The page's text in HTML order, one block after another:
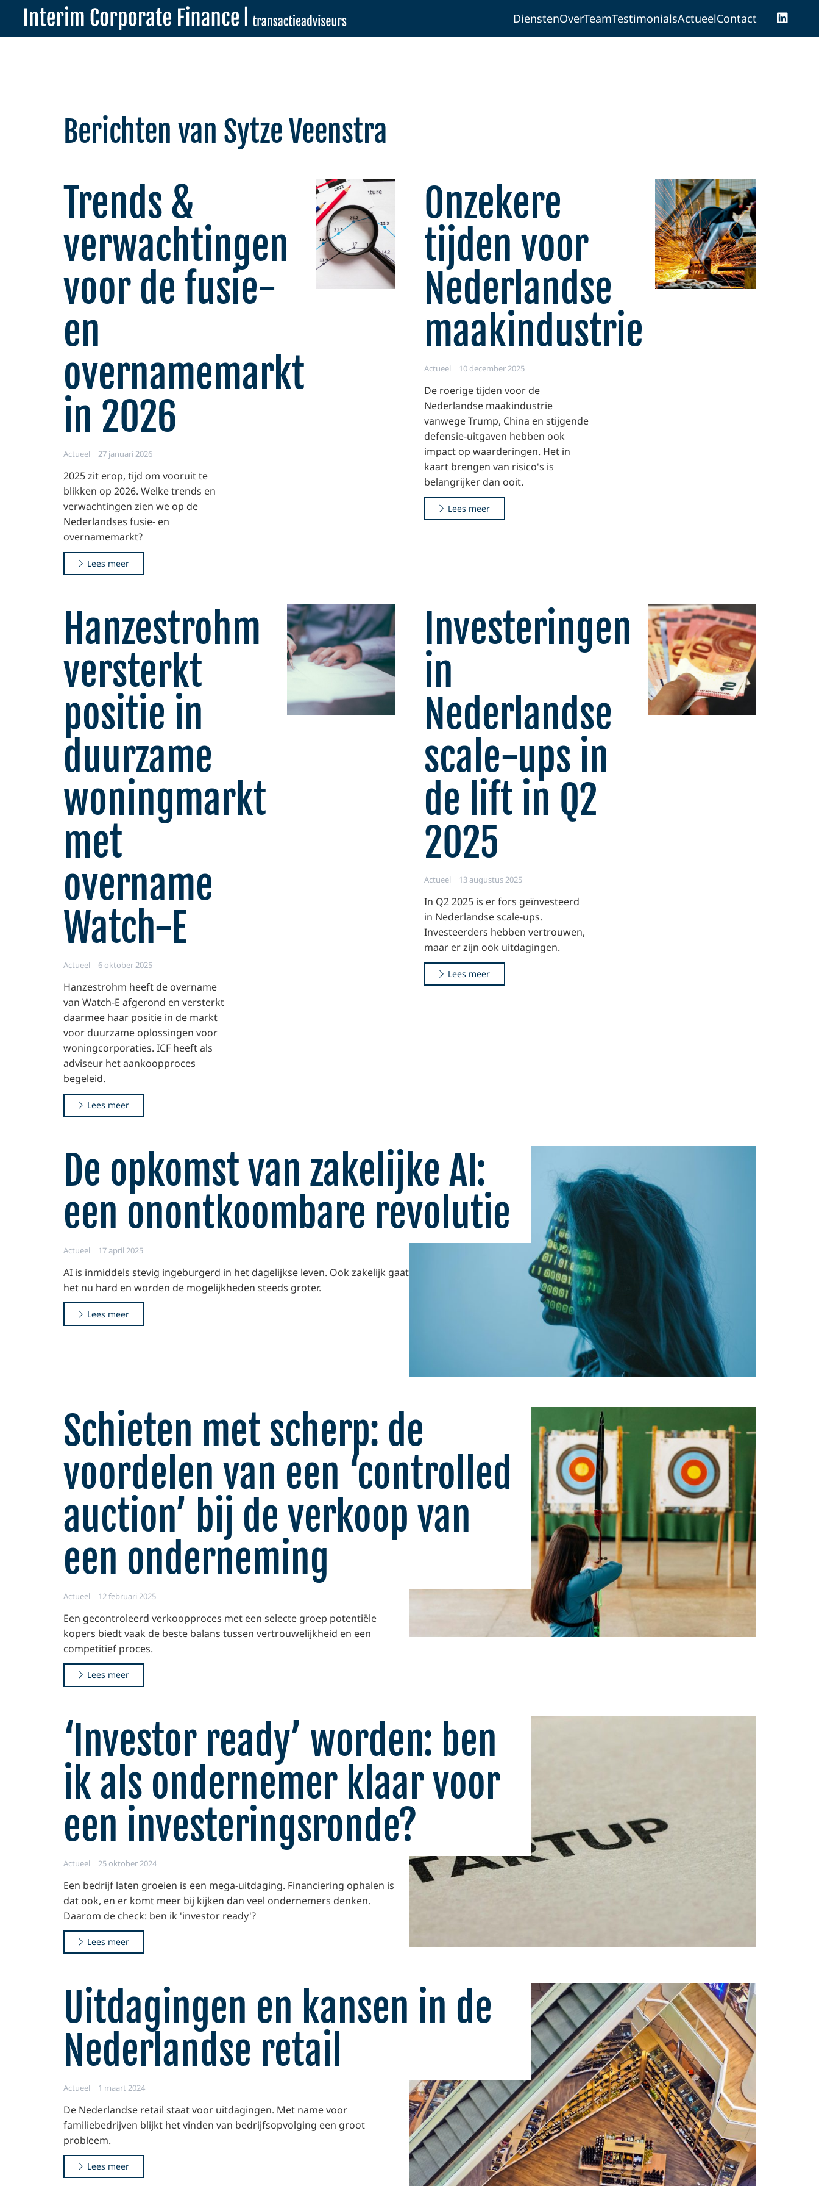
DienstenOverTeamTestimonialsActueelContact
Berichten van Sytze Veenstra
Trends &
verwachtingen
voor de fusie-
en
overnamemarkt
in 2026
Actueel 27 januari 2026
2025 zit erop, tijd om vooruit te
blikken op 2026. Welke trends en
verwachtingen zien we op de
Nederlandses fusie- en
overnamemarkt?
Lees meer
Onzekere
tijden voor
Nederlandse
maakindustrie
Actueel 10 december 2025
De roerige tijden voor de
Nederlandse maakindustrie
vanwege Trump, China en stijgende
defensie-uitgaven hebben ook
impact op waarderingen. Het in
kaart brengen van risico's is
belangrijker dan ooit.
Lees meer
Hanzestrohm
versterkt
positie in
duurzame
woningmarkt
met
overname
Watch-E
Actueel 6 oktober 2025
Hanzestrohm heeft de overname
van Watch-E afgerond en versterkt
daarmee haar positie in de markt
voor duurzame oplossingen voor
woningcorporaties. ICF heeft als
adviseur het aankoopproces
begeleid.
Lees meer
Investeringen
in
Nederlandse
scale-ups in
de lift in Q2
2025
Actueel 13 augustus 2025
In Q2 2025 is er fors geïnvesteerd
in Nederlandse scale-ups.
Investeerders hebben vertrouwen,
maar er zijn ook uitdagingen.
Lees meer
De opkomst van zakelijke AI:
een onontkoombare revolutie
Actueel 17 april 2025
AI is inmiddels stevig ingeburgerd in het dagelijkse leven. Ook zakelijk gaat
het nu hard en worden de mogelijkheden steeds groter.
Lees meer
Schieten met scherp: de
voordelen van een ‘controlled
auction’ bij de verkoop van
een onderneming
Actueel 12 februari 2025
Een gecontroleerd verkoopproces met een selecte groep potentiële
kopers biedt vaak de beste balans tussen vertrouwelijkheid en een
competitief proces.
Lees meer
‘Investor ready’ worden: ben
ik als ondernemer klaar voor
een investeringsronde?
Actueel 25 oktober 2024
Een bedrijf laten groeien is een mega-uitdaging. Financiering ophalen is
dat ook, en er komt meer bij kijken dan veel ondernemers denken.
Daarom de check: ben ik 'investor ready'?
Lees meer
Uitdagingen en kansen in de
Nederlandse retail
Actueel 1 maart 2024
De Nederlandse retail staat voor uitdagingen. Met name voor
familiebedrijven blijkt het vinden van bedrijfsopvolging een groot
probleem.
Lees meer